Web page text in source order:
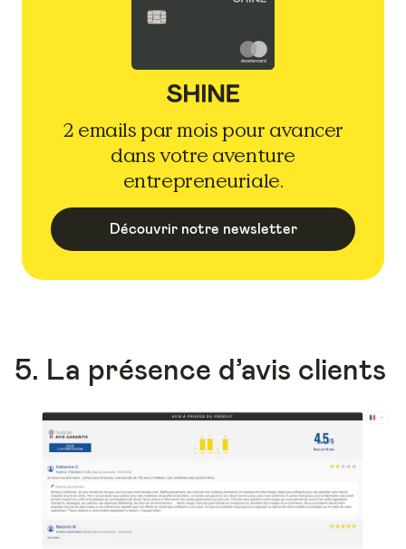
2 emails par mois pour avancer
dans votre aventure
entrepreneuriale.
Découvrir notre newsletter
5. La présence d’avis clients